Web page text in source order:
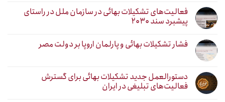
فعالیت‌های تشکیلات بهائی در سازمان ملل در راستای
پیشبرد سند ۲۰۳۰
فشار تشکیلات بهائی و پارلمان اروپا بر دولت مصر
دستورالعمل جدید تشکیلات بهائی برای گسترش
فعالیت‌های تبلیغی در ایران